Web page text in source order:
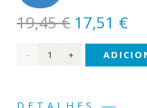
19,45€ O
preço
original
19,45 €.
17,51 €O
Quantidade